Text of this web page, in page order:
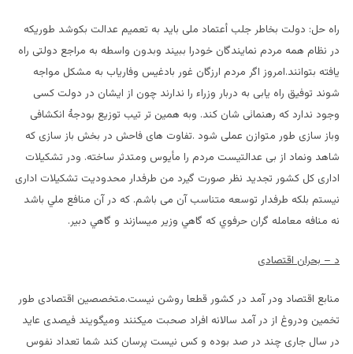
راه حل: دولت بخاطر جلب أعتماد ملی باید به تعمیم عدالت بکوشد طوریکه
در نظام همه مردم نمایندگان خودرا ببیند وبدون واسطه به مراجع دولتی راه
یافته بتوانند.امروز اگر مردم ارزگان غور بادغیس وفاریاب به مشکل مواجه
شوند توفیق راه یابی به دربار وزراء را ندارند چون از ایشان در دولت کسی
وجود ندارد که رهنمائی شان کند. وبه همین تر تیب توزیع بودجۀ انکشافی
وباز سازی طور متوازن عملی شود .تفاوت های فاحش در بخش باز سازی که
شاهد ونماد از بی عدالتیست مردم را مأیوس ومتدثر ساخته. ودر تشکیلات
اداری کل کشور تجدید نظر صورت گیرد من طرفدار محدودیت تشکیلات اداری
نیستم بلکه طرفدار توسعه متناسب آن می باشم. كه در آن منافع ملي باشد
نه منافه معامله گران حرفوي كه گاهي وزير ميسازند و گاهي دبير.
د – بحران اقتصادی
منابع اقتصاد ودر آمد در کشور قطعا روشن نیست.متخصصین اقتصادی طور
تخمین ودروغ از در آمد سالانه افراد صحبت میکنند ومیگویند فیصدی عاید
در سال جاری چند در صد بوده و کس نیست پرسان کند شما تعداد نفوس